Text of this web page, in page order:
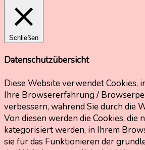
Schließen
Datenschutzübersicht
Diese Website verwendet Cookies,
Ihre Browsererfahrung /
verbessern, während Sie durch die
Von diesen werden die Cookies, die
kategorisiert werden, in Ihrem
sie für das Funktionieren der